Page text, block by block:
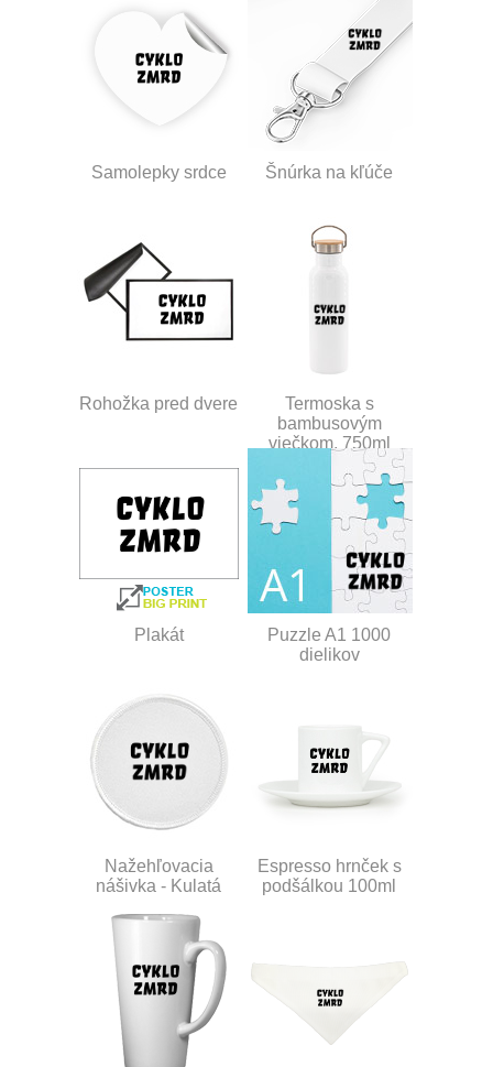
Samolepky srdce Šnúrka na kľúče
Rohožka pred dvere
Termoska s
bambusovým
viečkom, 750ml
Plakát
Puzzle A1 1000
dielikov
Nažehľovacia
nášivka - Kulatá
Espresso hrnček s
podšálkou 100ml